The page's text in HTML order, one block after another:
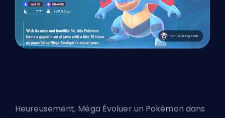
Heureusement, Méga Évoluer un Pokémon dans